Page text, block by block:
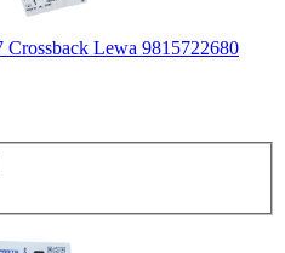
Lewa 9815722680